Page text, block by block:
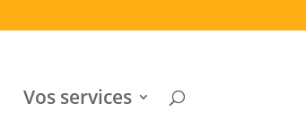
Vos services